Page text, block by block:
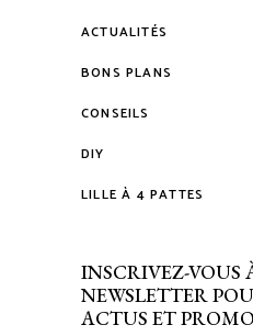
ACTUALITÉS
BONS PLANS
CONSEILS
DIY
LILLE À 4 PATTES
INSCRIVEZ-VOUS
NEWSLETTER
ACTUS ET